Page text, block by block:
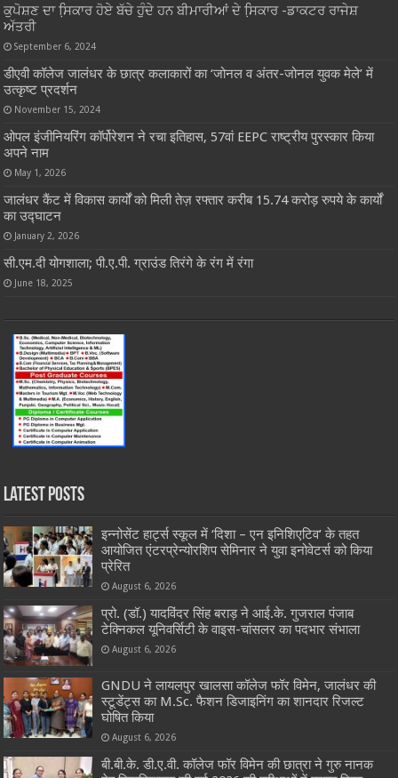
ਕੁਪੋਸ਼ਣ ਦਾ ਸਿ਼ਕਾਰ ਹੋਏ ਬੱਚੇ ਹੁੰਦੇ ਹਨ ਬੀਮਾਰੀਆਂ ਦੇ ਸਿ਼ਕਾਰ -ਡਾਕਟਰ ਰਾਜੇਸ਼
ਅੱਤਰੀ
September 6, 2024
डीएवी कॉलेज जालंधर के छात्र कलाकारों का ‘जोनल व अंतर-जोनल युवक मेले’ में
उत्कृष्ट प्रदर्शन
November 15, 2024
ओपल इंजीनियरिंग कॉर्पोरेशन ने रचा इतिहास, 57वां EEPC राष्ट्रीय पुरस्कार किया
अपने नाम
May 1, 2026
जालंधर कैंट में विकास कार्यों को मिली तेज़ रफ्तार करीब 15.74 करोड़ रुपये के कार्यों
का उद्घाटन
January 2, 2026
सी.एम.दी योगशाला; पी.ए.पी. ग्राउंड तिरंगे के रंग में रंगा
June 18, 2025
Latest Posts
इन्नोसेंट हार्ट्स स्कूल में ‘दिशा – एन इनिशिएटिव’ के तहत
आयोजित एंटरप्रेन्योरशिप सेमिनार ने युवा इनोवेटर्स को किया
प्रेरित
August 6, 2026
प्रो. (डॉ.) यादविंदर सिंह बराड़ ने आई.के. गुजराल पंजाब
टेक्निकल यूनिवर्सिटी के वाइस-चांसलर का पदभार संभाला
August 6, 2026
GNDU ने लायलपुर खालसा कॉलेज फॉर विमेन, जालंधर की
स्टूडेंट्स का M.Sc. फैशन डिजाइनिंग का शानदार रिजल्ट
घोषित किया
August 6, 2026
बी.बी.के. डी.ए.वी. कॉलेज फॉर विमेन की छात्रा ने गुरु नानक